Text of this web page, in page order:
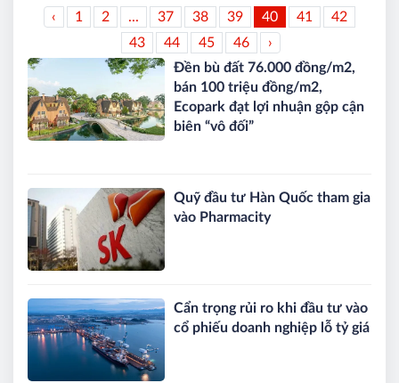
‹ 1 2 ... 37 38 39 40 41
42
43
44 45 46
›
Đền bù đất 76.000 đồng/m2,
bán 100 triệu đồng/m2,
Ecopark đạt lợi nhuận gộp cận
biên “vô đối”
Quỹ đầu tư Hàn Quốc tham gia
vào Pharmacity
Cẩn trọng rủi ro khi đầu tư vào
cổ phiếu doanh nghiệp lỗ tỷ giá